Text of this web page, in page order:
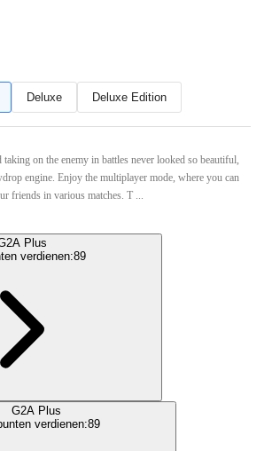
Deluxe Deluxe Edition
on the enemy in battles never looked so beautiful,
engine. Enjoy the multiplayer mode, where you can
friends in various matches. T ...
Plus
verdienen:89
G2A Plus
verdienen:89